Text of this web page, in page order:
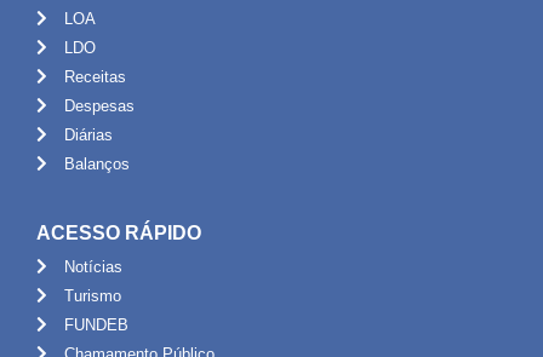
LOA
LDO
Receitas
Despesas
Diárias
Balanços
ACESSO RÁPIDO
Notícias
Turismo
FUNDEB